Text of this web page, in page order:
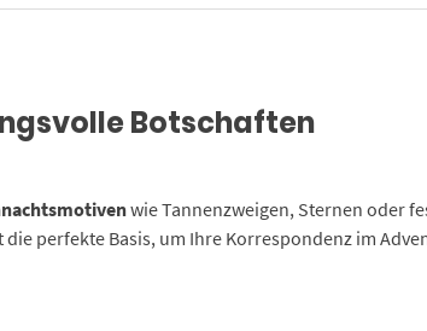
Botschaften
wie Tannenzweigen, Sternen oder
perfekte Basis, um Ihre Korrespondenz im